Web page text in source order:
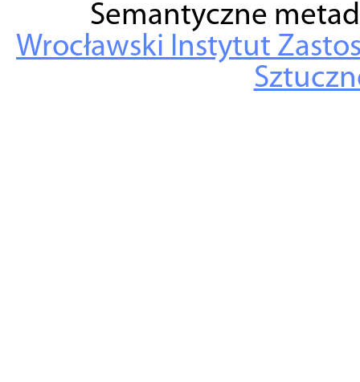
Semantyczne
Wrocławski Instytut